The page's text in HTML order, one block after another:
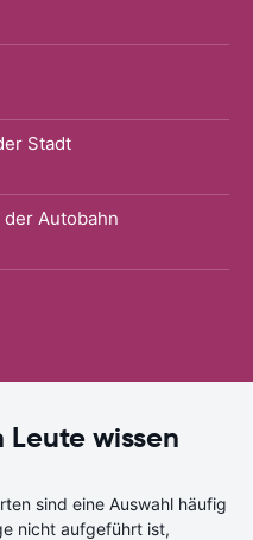
Stadt
Autobahn
wissen
sind eine Auswahl häufig
nicht aufgeführt ist,